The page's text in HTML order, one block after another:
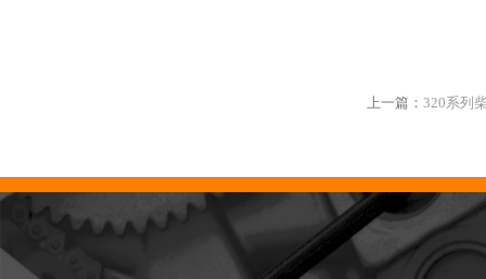
上一篇： 320系列